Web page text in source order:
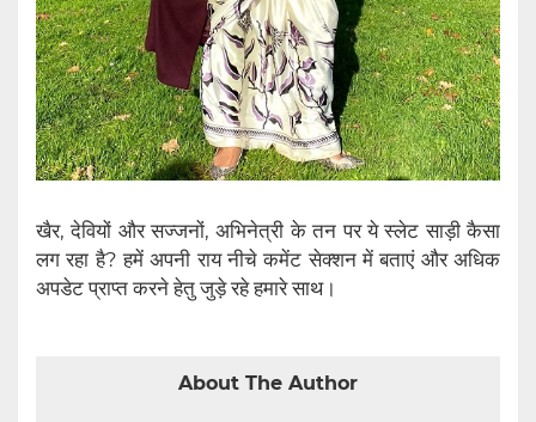
खैर, देवियों और सज्जनों, अभिनेत्री के तन पर ये स्लेट साड़ी कैसा
लग रहा है? हमें अपनी राय नीचे कमेंट सेक्शन में बताएं और अधिक
अपडेट प्राप्त करने हेतु जुड़े रहे हमारे साथ।
About The Author